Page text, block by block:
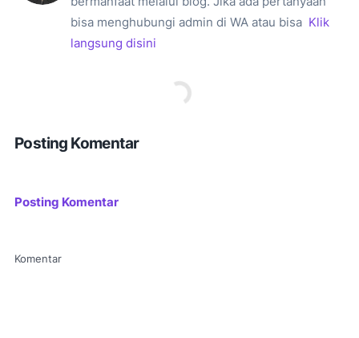
bisa menghubungi admin di WA atau bisa Klik
langsung disini
Posting Komentar
Posting Komentar
Komentar